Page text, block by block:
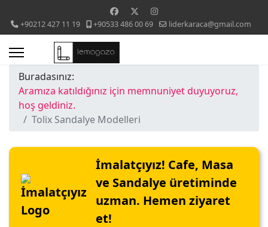
+90212 427 11 19 +90533 486 00 69 liderkaraca@gmail.com
Buradasınız:
Aramıza katıldığınız için memnuniyet duyuyoruz,
hoş geldiniz.
Tolix Sandalye Modelleri
İmalatçıyız! Cafe, Masa
ve Sandalye üretiminde
uzman. Hemen ziyaret
et!